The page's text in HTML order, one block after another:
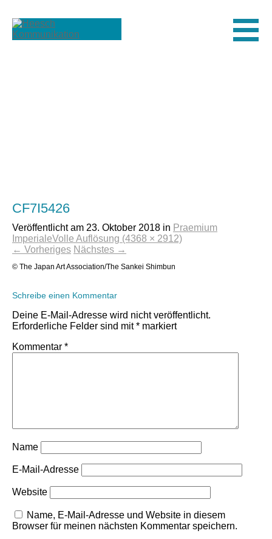
CF7I5426
Veröffentlicht am 23. Oktober 2018 in Praemium
ImperialeVolle Auflösung (4368 × 2912)
← Vorheriges Nächstes →
© The Japan Art Association/The Sankei Shimbun
Schreibe einen Kommentar
Deine E-Mail-Adresse wird nicht veröffentlicht.
Erforderliche Felder sind mit* markiert
Kommentar *
Name
E-Mail-Adresse
Website
Name, E-Mail-Adresse und Website in diesem
Browser für meinen nächsten Kommentar speichern.